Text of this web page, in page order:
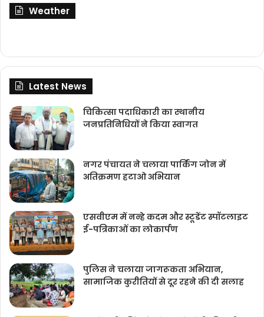
Weather
Latest News
चिकित्‍सा पदाधिकारी का स्थानीय
जनप्रतिनिधियों ने किया स्वागत
नगर पंचायत ने चलाया पार्किंग जोन में
अतिक्रमण हटाओ अभियान
एसवीएम में नन्हे कदम और स्टूडेंट स्पॉटलाइट
ई-पत्रिकाओं का लोकार्पण
पुलिस ने चलाया जागरूकता अभियान,
सामाजिक कुरीतियों से दूर रहने की दी सलाह